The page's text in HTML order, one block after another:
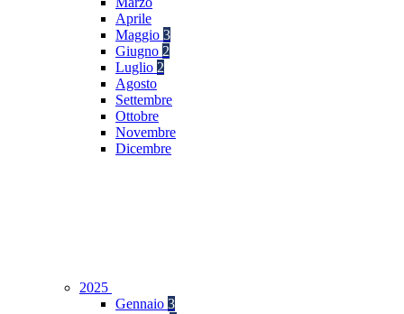
Aprile
Maggio 3
Giugno 2
Luglio 2
Agosto
Settembre
Ottobre
Novembre
Dicembre
2025
Gennaio 3